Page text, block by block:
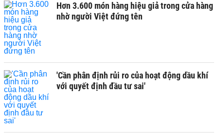
Hơn 3.600 món hàng hiệu giả trong cửa hàng
nhờ người Việt đứng tên
'Cần phân định rủi ro của hoạt động dầu khí
với quyết định đầu tư sai'